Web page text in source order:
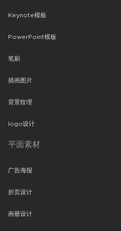
Keynote模板
PowerPoint模板
笔刷
插画图片
背景纹理
logo设计
平面素材
广告海报
折页设计
画册设计